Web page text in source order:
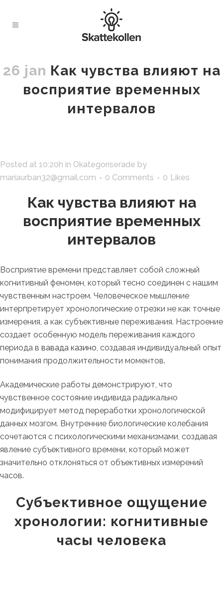
26 jan Как чувства влияют на
восприятие временных
интервалов
Posted at 10:20h in Okategoriserade by
mariaurban32@gmail.com
0 Comments 0 Likes
Как чувства влияют на
восприятие временных
интервалов
Восприятие времени представляет собой сложный
когнитивный феномен, который тесно соединен с нашим
чувственным настроем. Человеческое мышление
интерпретирует хронологические отрезки не как точные
измерения, а как субъективные переживания. Настроение
создает особенную модель переживания каждого
периода в вавада казино, создавая индивидуальный опыт
понимания продолжительности моментов.
Академические работы демонстрируют, что
чувственное состояние индивида радикально
модифицирует метод переработки хронологической
данных мозгом. Внутренние биологические колебания
сочетаются с психологическими механизмами, создавая
явление субъективного времени, который может
значительно отклоняться от объективных измерений
часов.
Субъективное ощущение
хронологии: когнитивные
часы человека